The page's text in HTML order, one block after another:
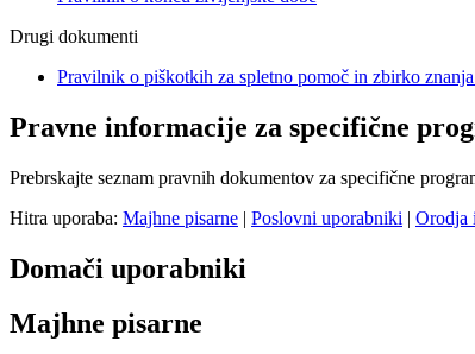
Drugi dokumenti
Pravilnik o piškotkih za spletno pomoč in zbirko
Pravne informacije za specifične
Prebrskajte seznam pravnih dokumentov za specifične
Hitra uporaba: Majhne pisarne | Poslovni uporabniki | Orodja
Domači uporabniki
Majhne pisarne